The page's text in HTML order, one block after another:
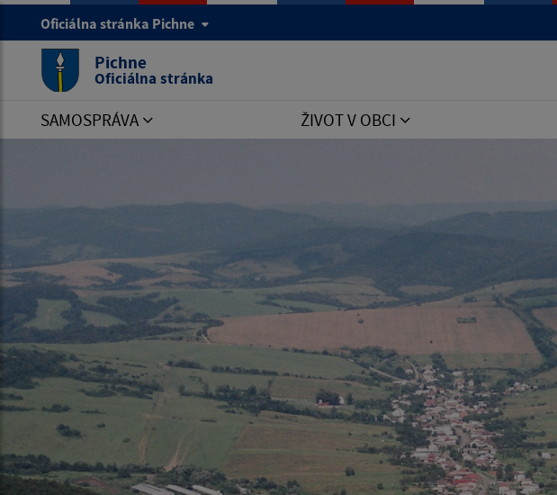
Oficiálna stránka Pichne
Pichne
Oficiálna stránka
SAMOSPRÁVA ŽIVOT V OBCI